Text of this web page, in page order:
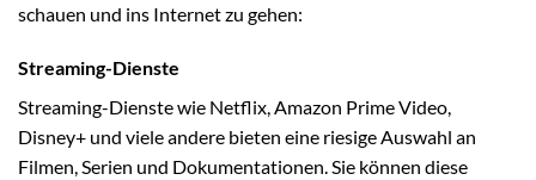
schauen und ins Internet zu gehen:
Streaming-Dienste
Streaming-Dienste wie Netflix, Amazon Prime Video,
Disney+ und viele andere bieten eine riesige Auswahl an
Filmen, Serien und Dokumentationen. Sie können diese